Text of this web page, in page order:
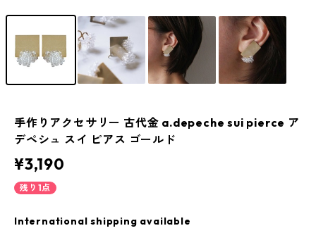
手作りアクセサリー 古代金 a.depeche sui pierce ア
デペシュ スイ ピアス ゴールド
¥3,190
残り1点
International shipping available